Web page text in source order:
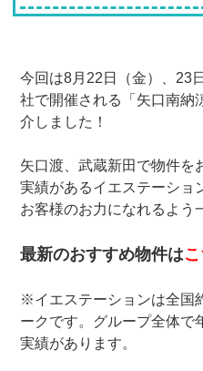
今回は8月22日（金）、23
社で開催される「矢口南納
介しました！
矢口渡、武蔵新田で物件を
実績があるイエステーショ
お客様のお力になれるよう
最新のおすすめ物件は
※イエステーションは全国
ークです。グループ全体で
実績があります。